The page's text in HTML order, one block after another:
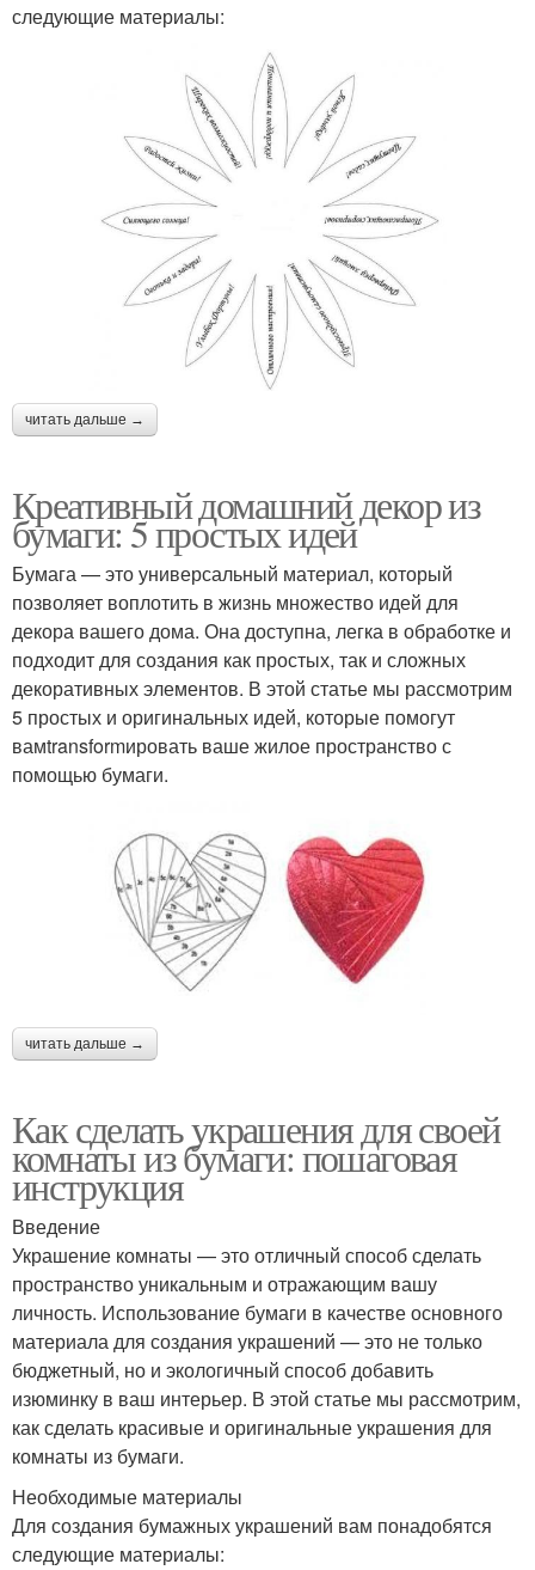
следующие материалы:
читать дальше →
Креативный домашний декор из
бумаги: 5 простых идей
Бумага — это универсальный материал, который
позволяет воплотить в жизнь множество идей для
декора вашего дома. Она доступна, легка в обработке и
подходит для создания как простых, так и сложных
декоративных элементов. В этой статье мы рассмотрим
5 простых и оригинальных идей, которые помогут
вамtransformировать ваше жилое пространство с
помощью бумаги.
читать дальше →
Как сделать украшения для своей
комнаты из бумаги: пошаговая
инструкция
Введение
Украшение комнаты — это отличный способ сделать
пространство уникальным и отражающим вашу
личность. Использование бумаги в качестве основного
материала для создания украшений — это не только
бюджетный, но и экологичный способ добавить
изюминку в ваш интерьер. В этой статье мы рассмотрим,
как сделать красивые и оригинальные украшения для
комнаты из бумаги.
Необходимые материалы
Для создания бумажных украшений вам понадобятся
следующие материалы: